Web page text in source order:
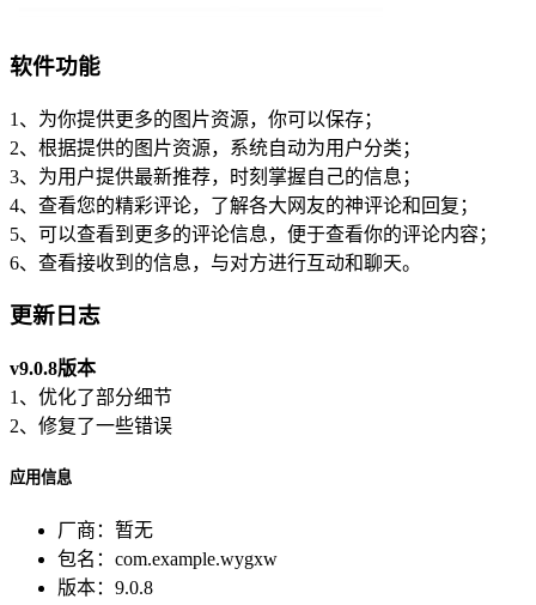
软件功能
1、为你提供更多的图片资源，你可以保存；
2、根据提供的图片资源，系统自动为用户分类；
3、为用户提供最新推荐，时刻掌握自己的信息；
4、查看您的精彩评论，了解各大网友的神评论和回复；
5、可以查看到更多的评论信息，便于查看你的评论内容；
6、查看接收到的信息，与对方进行互动和聊天。
更新日志
v9.0.8版本
1、优化了部分细节
2、修复了一些错误
应用信息
厂商： 暂无
包名： com.example.wygxw
版本： 9.0.8